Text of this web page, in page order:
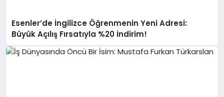
Esenler’de İngilizce Öğrenmenin Yeni Adresi:
Büyük Açılış Fırsatıyla %20 İndirim!